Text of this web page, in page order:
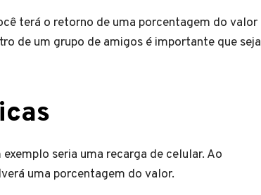
terá o retorno de uma porcentagem do valor
de um grupo de amigos é importante que seja
seria uma recarga de celular. Ao
uma porcentagem do valor.